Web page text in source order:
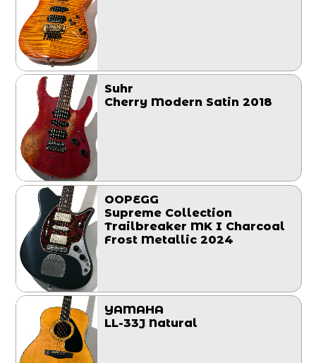
Suhr
Cherry Modern Satin 2018
OOPEGG
Supreme Collection
Trailbreaker MK I Charcoal
Frost Metallic 2024
YAMAHA
LL-33J Natural